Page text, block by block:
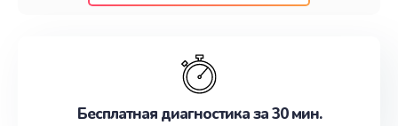
наилучшим образом. Не медлите записаться на
Бесплатная диагностика за 30 мин.